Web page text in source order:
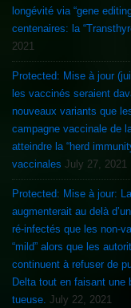
longévité via “gene
centenaires: la
2021
Protected: Mise à jour
les vaccinés seraient
nouveaux variants que
campagne vaccinale de
atteindre la “herd
vaccinales July 27, 2021
Protected: Mise à jour:
augmenterait au delà
ré-infectés que les non-
“mild” alors que les
continuent à refuser de
Delta tout en faisant une
tueuse. July 22, 2021